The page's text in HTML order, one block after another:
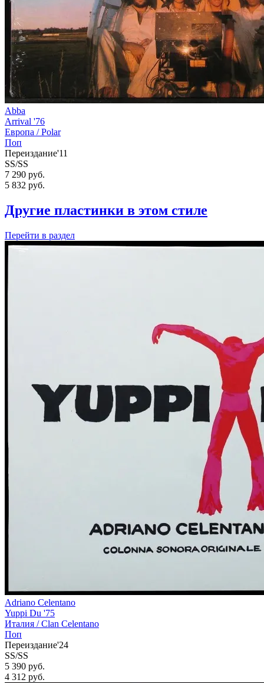
Abba
Arrival '76
Европа /Polar
Поп
Переиздание'11
SS/SS
7 290 руб.
5 832 руб.
Другие пластинки в этом стиле
Перейти в раздел
Adriano Celentano
Yuppi Du '75
Италия /Clan Celentano
Поп
Переиздание'24
SS/SS
5 390 руб.
4 312 руб.